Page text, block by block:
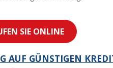
SIE ONLINE
AUF GÜNSTIGEN